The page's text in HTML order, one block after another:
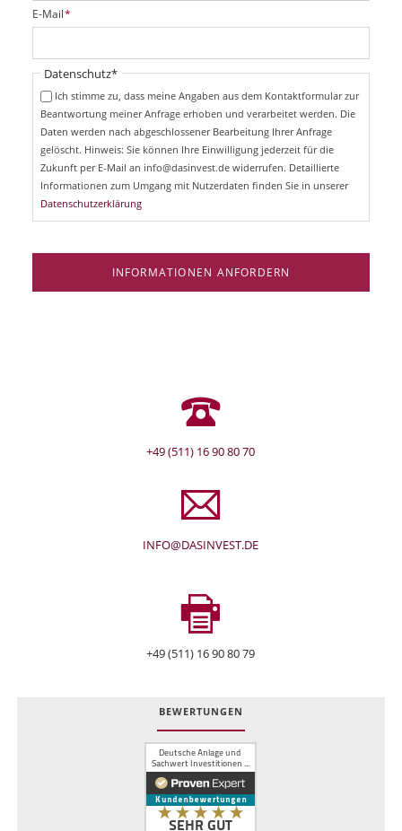
i
c
t
f
P
f
i
E-Mail*
Pflichtfeld
Datenschutz*
Ich stimme zu, dass meine Angaben aus dem Kontaktformular zur
Beantwortung meiner Anfrage erhoben und verarbeitet werden. Die
Daten werden nach abgeschlossener Bearbeitung Ihrer Anfrage
gelöscht. Hinweis: Sie können Ihre Einwilligung jederzeit für die
Zukunft per E-Mail an info@dasinvest.de widerrufen. Detaillierte
Informationen zum Umgang mit Nutzerdaten finden Sie in unserer
Datenschutzerklärung
INFORMATIONEN ANFORDERN
+49 (511) 16 90 80 70
INFO@DASINVEST.DE
+49 (511) 16 90 80 79
BEWERTUNGEN